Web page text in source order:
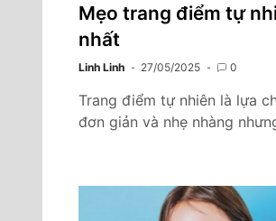
Mẹo trang điểm tự
nhất
Linh Linh 27/05/2025 0
Trang điểm tự nhiên là lựa
đơn giản và nhẹ nhàng